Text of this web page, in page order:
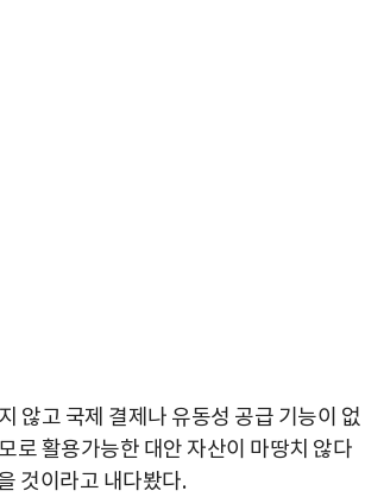
않고 국제 결제나 유동성 공급 기능이 없
로 활용가능한 대안 자산이 마땅치 않다
것이라고 내다봤다.